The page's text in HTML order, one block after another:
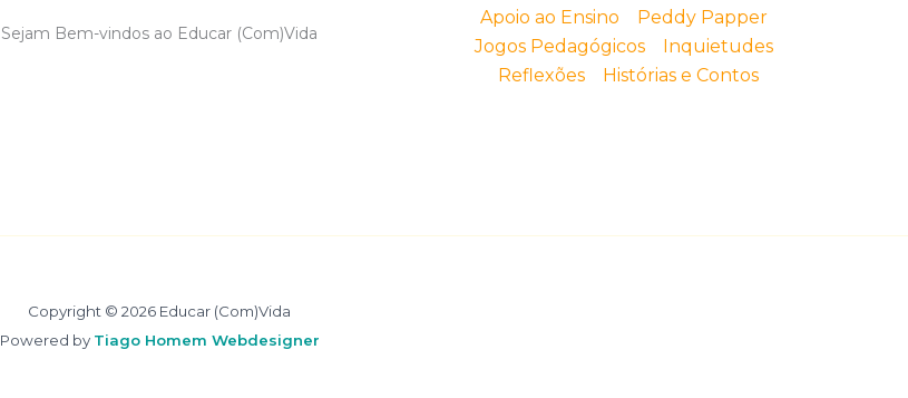
Sejam Bem-vindos ao Educar (Com)Vida
Apoio ao Ensino
Peddy Papper
Jogos Pedagógicos
Inquietudes
Reflexões
Histórias e Contos
Copyright © 2026 Educar (Com)Vida
Powered by Tiago Homem Webdesigner